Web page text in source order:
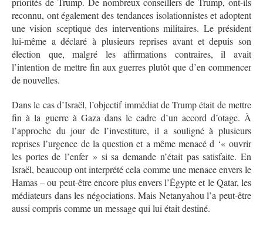
reconnu, ont également des tendances isolationnistes et adoptent
une vision sceptique des interventions militaires. Le président
lui-même a déclaré à plusieurs reprises avant et depuis son
élection que, malgré les affirmations contraires, il avait
l’intention de mettre fin aux guerres plutôt que d’en commencer
de nouvelles.
Dans le cas d’Israël, l’objectif immédiat de Trump était de mettre
fin à la guerre à Gaza dans le cadre d’un accord d’otage. À
l’approche du jour de l’investiture, il a souligné à plusieurs
reprises l’urgence de la question et a même menacé d ‘« ouvrir
les portes de l’enfer » si sa demande n’était pas satisfaite. En
Israël, beaucoup ont interprété cela comme une menace envers le
Hamas – ou peut-être encore plus envers l’Égypte et le Qatar, les
médiateurs dans les négociations. Mais Netanyahou l’a peut-être
aussi compris comme un message qui lui était destiné.